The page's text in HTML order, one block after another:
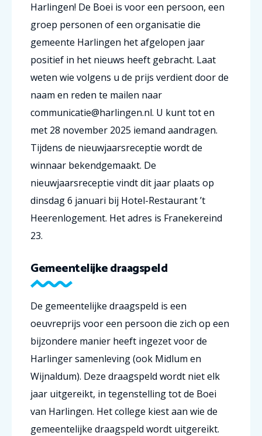
Harlingen! De Boei is voor een persoon, een
groep personen of een organisatie die
gemeente Harlingen het afgelopen jaar
positief in het nieuws heeft gebracht. Laat
weten wie volgens u de prijs verdient door de
naam en reden te mailen naar
communicatie@harlingen.nl. U kunt tot en
met 28 november 2025 iemand aandragen.
Tijdens de nieuwjaarsreceptie wordt de
winnaar bekendgemaakt. De
nieuwjaarsreceptie vindt dit jaar plaats op
dinsdag 6 januari bij Hotel-Restaurant ’t
Heerenlogement. Het adres is Franekereind
23.
Gemeentelijke draagspeld
De gemeentelijke draagspeld is een
oeuvreprijs voor een persoon die zich op een
bijzondere manier heeft ingezet voor de
Harlinger samenleving (ook Midlum en
Wijnaldum). Deze draagspeld wordt niet elk
jaar uitgereikt, in tegenstelling tot de Boei
van Harlingen. Het college kiest aan wie de
gemeentelijke draagspeld wordt uitgereikt.